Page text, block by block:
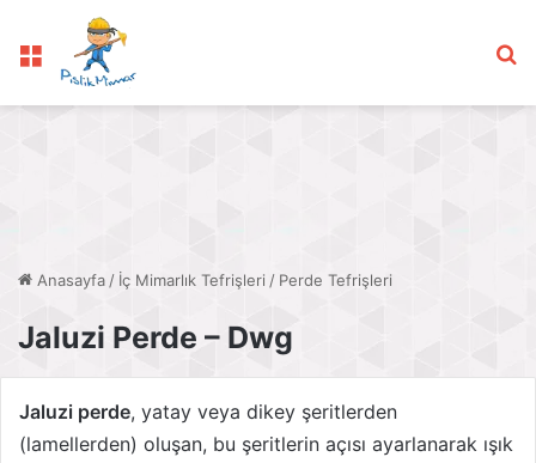
Menü
Anasayfa / İç Mimarlık Tefrişleri / Perde Tefrişleri
Jaluzi Perde – Dwg
Jaluzi perde, yatay veya dikey şeritlerden
(lamellerden) oluşan, bu şeritlerin açısı ayarlanarak ışık